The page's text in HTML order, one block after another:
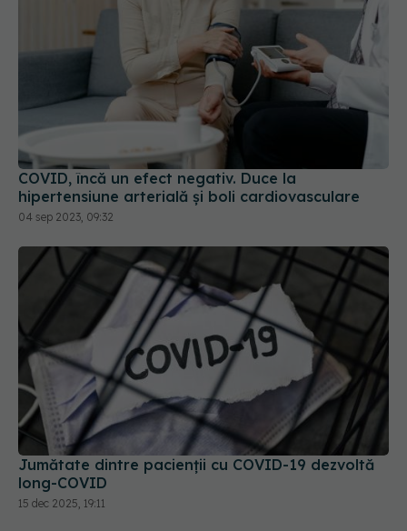
COVID, încă un efect negativ. Duce la
hipertensiune arterială și boli cardiovasculare
04 sep 2023, 09:32
Jumătate dintre pacienții cu COVID-19 dezvoltă
long-COVID
15 dec 2025, 19:11